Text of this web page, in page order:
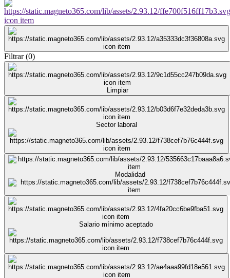
Filtrar(0)
Limpiar
Sector laboral
Modalidad
Salario mínimo aceptado